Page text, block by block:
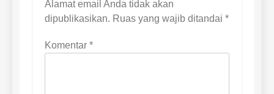
Alamat email Anda tidak akan
dipublikasikan. Ruas yang wajib ditandai *
Komentar *